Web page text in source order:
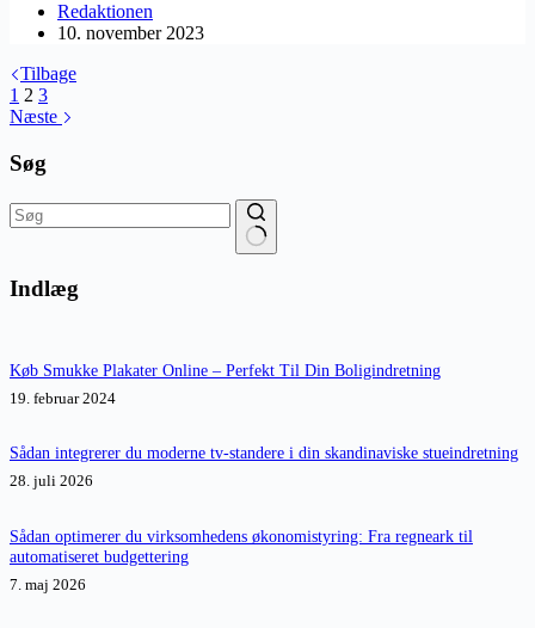
Redaktionen
10. november 2023
Tilbage
1 2 3
Næste
Søg
resultater
Indlæg
Køb Smukke Plakater Online – Perfekt Til Din Boligindretning
19. februar 2024
Sådan integrerer du moderne tv-standere i din skandinaviske stueindretning
28. juli 2026
Sådan optimerer du virksomhedens økonomistyring: Fra regneark til
automatiseret budgettering
7. maj 2026